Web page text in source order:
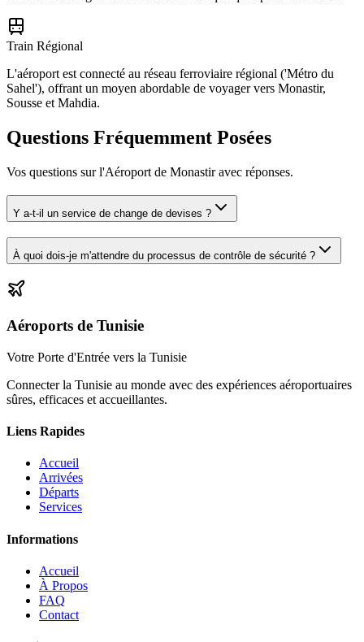
Train Régional
L'aéroport est connecté au réseau ferroviaire régional ('Métro du
Sahel'), offrant un moyen abordable de voyager vers Monastir,
Sousse et Mahdia.
Questions Fréquemment Posées
Vos questions sur l'Aéroport de Monastir avec réponses.
Y a-t-il un service de change de devises ?
À quoi dois-je m'attendre du processus de contrôle de sécurité ?
Aéroports de Tunisie
Votre Porte d'Entrée vers la Tunisie
Connecter la Tunisie au monde avec des expériences aéroportuaires
sûres, efficaces et accueillantes.
Liens Rapides
Accueil
Arrivées
Départs
Services
Informations
Accueil
À Propos
FAQ
Contact